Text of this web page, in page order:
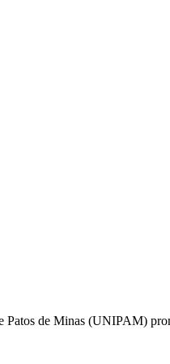
de Minas (UNIPAM)